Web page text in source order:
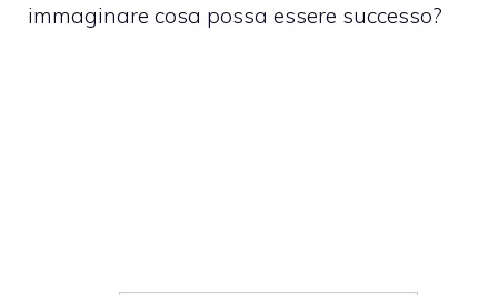
immaginare cosa possa essere successo?